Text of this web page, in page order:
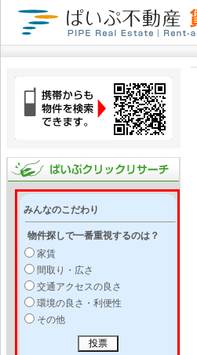
みんなのこだわり
物件探しで一番重視するのは？
家賃
間取り・広さ
交通アクセスの良さ
環境の良さ・利便性
その他